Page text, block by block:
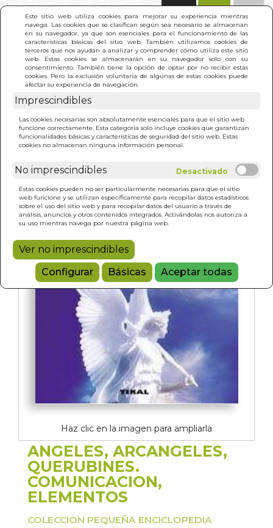
Este sitio web utiliza cookies para mejorar su experiencia mientras
navega. Las cookies que se clasifican según sea necesario se almacenan
en su navegador, ya que son esenciales para el funcionamiento de las
características básicas del sitio web. También utilizamos cookies de
terceros que nos ayudan a analizar y comprender cómo utiliza este sitio
web. Estas cookies se almacenarán en su navegador solo con su
consentimiento. También tiene la opción de optar por no recibir estas
cookies. Pero la exclusión voluntaria de algunas de estas cookies puede
afectar su experiencia de navegación.
Imprescindibles
Las cookies necesarias son absolutamente esenciales para que el sitio web
funcione correctamente. Esta categoría solo incluye cookies que garantizan
funcionalidades básicas y características de seguridad del sitio web. Estas
cookies no almacenan ninguna información personal.
No imprescindibles
Estas cookies pueden no ser particularmente necesarias para que el sitio
web funcione y se utilizan específicamente para recopilar datos estadísticos
sobre el uso del sitio web y para recopilar datos del usuario a través de
análisis, anuncios y otros contenidos integrados. Activándolas nos autoriza a
su uso mientras navega por nuestra página web.
Ver no imprescindibles
Configurar
Básicas Aceptar todas
INICIO >
COMUNICACION, ELEMENTOS
Haz clic en la imagen para ampliarla
ANGELES, ARCANGELES,
QUERUBINES.
COMUNICACION,
ELEMENTOS
COLECCION PEQUEÑA ENCICLOPEDIA